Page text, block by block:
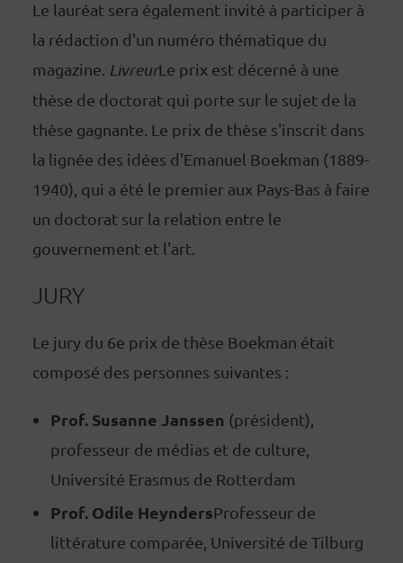
Le lauréat sera également invité à participer à
la rédaction d'un numéro thématique du
magazine. LivreurLe prix est décerné à une
thèse de doctorat qui porte sur le sujet de la
thèse gagnante. Le prix de thèse s'inscrit dans
la lignée des idées d'Emanuel Boekman (1889-
1940), qui a été le premier aux Pays-Bas à faire
un doctorat sur la relation entre le
gouvernement et l'art.
JURY
Le jury du 6e prix de thèse Boekman était
composé des personnes suivantes :
Prof. Susanne Janssen (président),
professeur de médias et de culture,
Université Erasmus de Rotterdam
Prof. Odile HeyndersProfesseur de
littérature comparée, Université de Tilburg